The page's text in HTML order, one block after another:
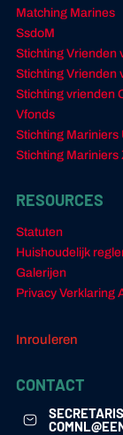
Matching Marines
SsdoM
Stichting Vrienden
Stichting Vrienden
Stichting vrienden
Vfonds
Stichting Mariniers
Stichting Mariniers
RESOURCES
Statuten
Huishoudelijk
Galerijen
Privacy Verklaring
Inrouleren
CONTACT